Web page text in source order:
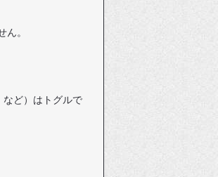
。
ど）はトグルで